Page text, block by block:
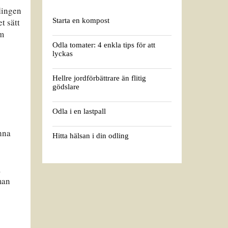
sätt
Starta en kompost
Odla tomater: 4 enkla tips för att
lyckas
Hellre jordförbättrare än flitig
gödslare
Odla i en lastpall
Hitta hälsan i din odling